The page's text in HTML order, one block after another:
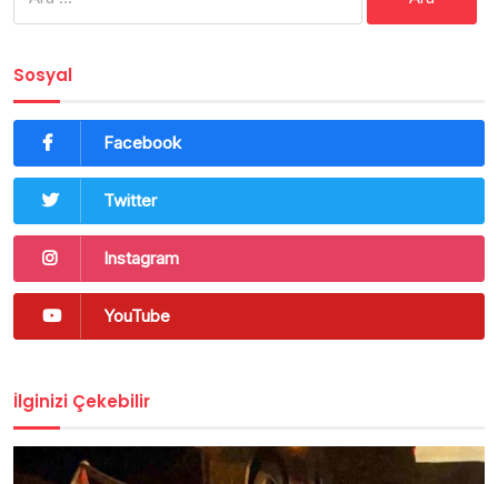
Sosyal
Facebook
Twitter
Instagram
YouTube
İlginizi Çekebilir